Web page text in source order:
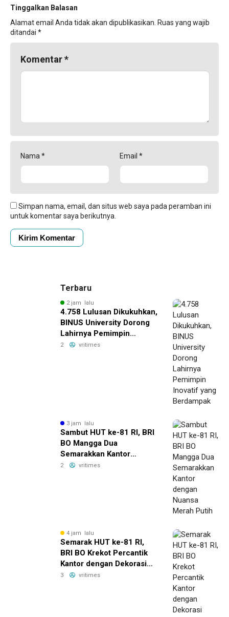
Tinggalkan Balasan
Alamat email Anda tidak akan dipublikasikan. Ruas yang wajib
ditandai *
Komentar*
Nama * Email *
Simpan nama, email, dan situs web saya pada peramban ini
untuk komentar saya berikutnya.
Terbaru
2 jam lalu
4.758 Lulusan Dikukuhkan,
BINUS University Dorong
Lahirnya Pemimpin
Inovatif yang Berdampak
2 vritimes
3 jam lalu
Sambut HUT ke-81 RI, BRI
BO Mangga Dua
Semarakkan Kantor
dengan Nuansa Merah
2 vritimes
4 jam lalu
Semarak HUT ke-81 RI,
BRI BO Krekot Percantik
Kantor dengan Dekorasi
Bernuansa Merah Putih
3 vritimes